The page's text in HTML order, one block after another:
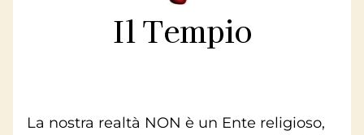
Il Tempio
La nostra realtà NON è un Ente religioso,